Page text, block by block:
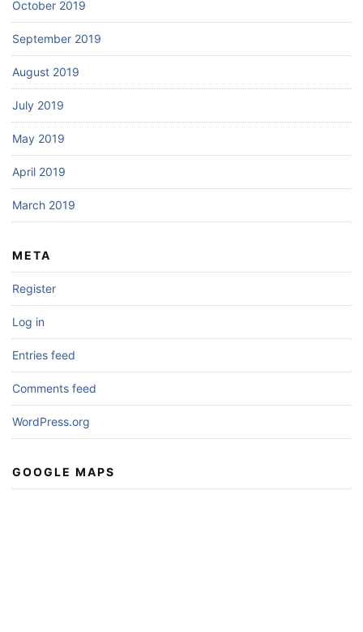
October 2019
September 2019
August 2019
July 2019
May 2019
April 2019
March 2019
META
Register
Log in
Entries feed
Comments feed
WordPress.org
GOOGLE MAPS